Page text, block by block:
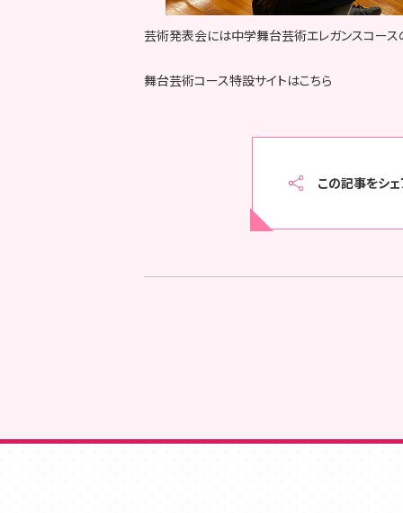
芸術発表会には中学舞台芸術エレガンスコース
舞台芸術コース特設サイトはこちら
この記事をシ